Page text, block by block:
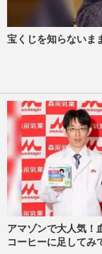
宝くじを知らないま
アマゾンで大人気！
コーヒーに足してみ